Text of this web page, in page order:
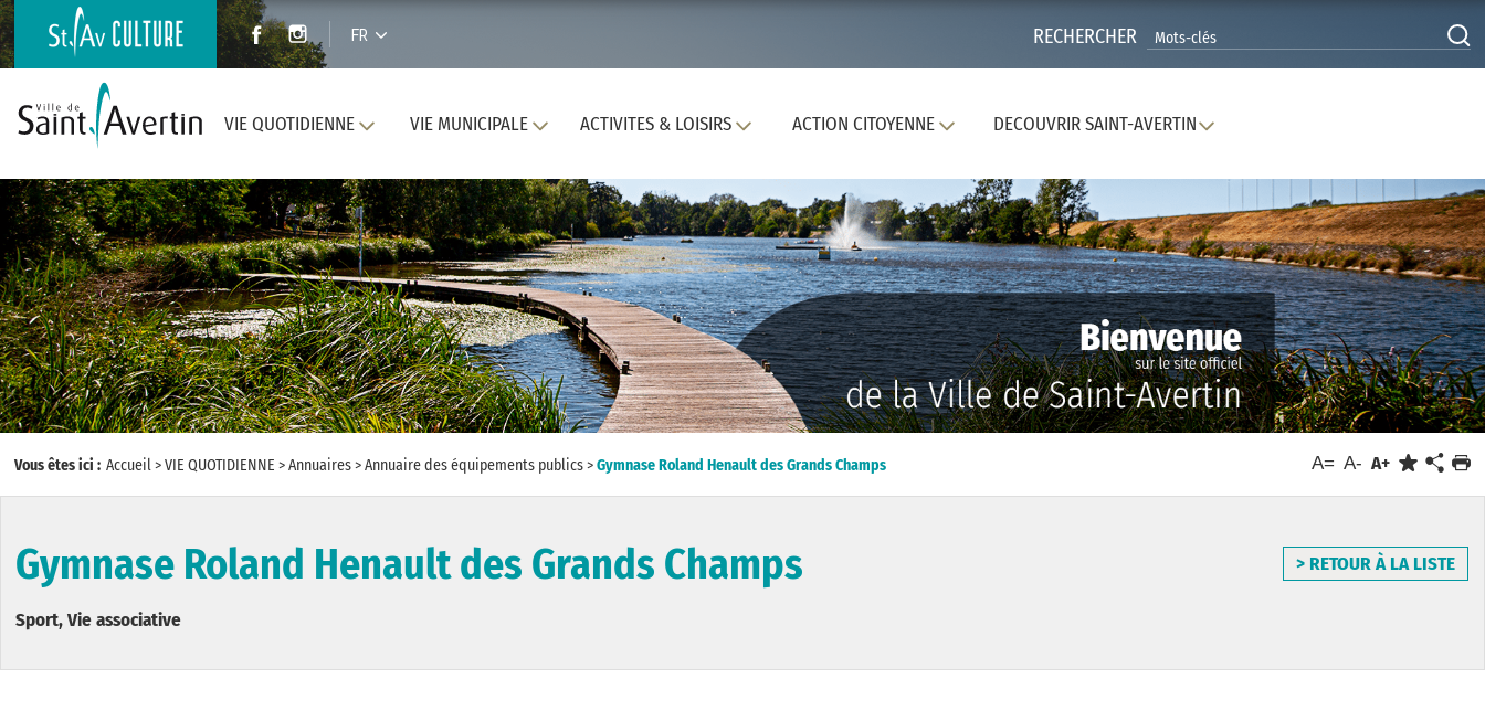
FR RECHERCHER
VIE QUOTIDIENNE VIE MUNICIPALE ACTIVITES & LOISIRS ACTION CITOYENNE DECOUVRIR SAINT-AVERTIN
Vous êtes ici : Accueil>VIE QUOTIDIENNE >Annuaires>Annuaire des équipements publics>Gymnase Roland Henault des Grands Champs A= A- A+
Gymnase Roland Henault des Grands Champs > RETOUR À LA LISTE
Sport, Vie associative